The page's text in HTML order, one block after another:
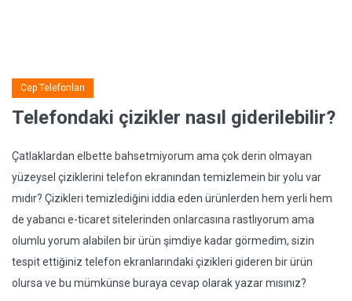
Cep Telefonları
Telefondaki çizikler nasıl giderilebilir?
Çatlaklardan elbette bahsetmiyorum ama çok derin olmayan
yüzeysel çiziklerini telefon ekranından temizlemein bir yolu var
mıdır? Çizikleri temizlediğini iddia eden ürünlerden hem yerli hem
de yabancı e-ticaret sitelerinden onlarcasına rastlıyorum ama
olumlu yorum alabilen bir ürün şimdiye kadar görmedim, sizin
tespit ettiğiniz telefon ekranlarındaki çizikleri gideren bir ürün
olursa ve bu mümkünse buraya cevap olarak yazar mısınız?